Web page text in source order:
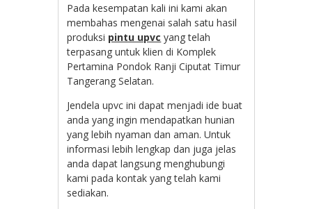
Pada kesempatan kali ini kami akan
membahas mengenai salah satu hasil
produksi pintu upvc yang telah
terpasang untuk klien di Komplek
Pertamina Pondok Ranji Ciputat Timur
Tangerang Selatan.
Jendela upvc ini dapat menjadi ide buat
anda yang ingin mendapatkan hunian
yang lebih nyaman dan aman. Untuk
informasi lebih lengkap dan juga jelas
anda dapat langsung menghubungi
kami pada kontak yang telah kami
sediakan.